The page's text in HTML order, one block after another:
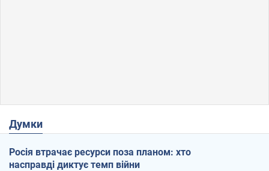
Думки
Росія втрачає ресурси поза планом: хто
насправді диктує темп війни